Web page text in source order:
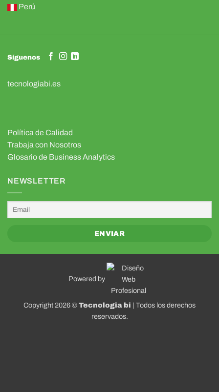
Perú
Síguenos
tecnologiabi.es
Política de Calidad
Trabaja con Nosotros
Glosario de Business Analytics
NEWSLETTER
Powered by
Copyright 2026 ©Tecnologia bi | Todos los derechos
reservados.